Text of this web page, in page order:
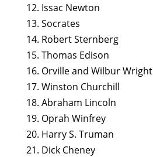
12. Issac Newton
13. Socrates
14. Robert Sternberg
15. Thomas Edison
16. Orville and Wilbur Wright
17. Winston Churchill
18. Abraham Lincoln
19. Oprah Winfrey
20. Harry S. Truman
21. Dick Cheney